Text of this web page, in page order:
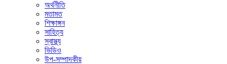
অর্থনীতি
মতামত
শিক্ষাঙ্গন
সাহিত্য
স্বাস্থ্য
ভিডিও
উপ-সম্পাদকীয়